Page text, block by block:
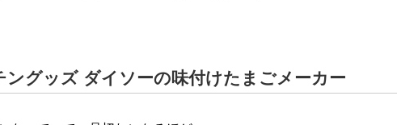
ングッズ ダイソーの味付けたまごメーカー